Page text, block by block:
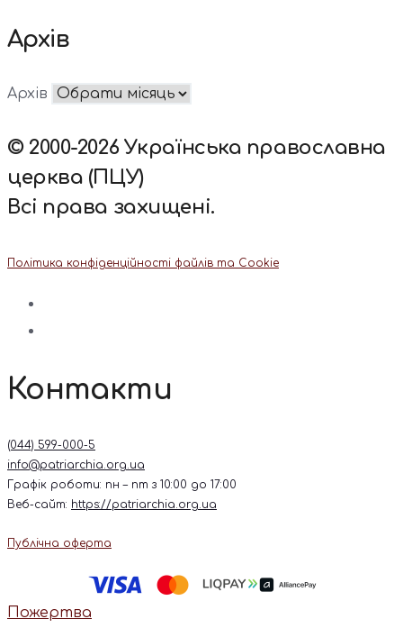
Архів
Архів
© 2000-2026 Українська православна
церква (ПЦУ)
Всі права захищені.
Політика конфіденційності файлів та Cookie
Контакти
(044) 599-000-5
info@patriarchia.org.ua
Графік роботи: пн – пт з 10:00 до 17:00
Веб-сайт: https://patriarchia.org.ua
Публічна оферта
Пожертва